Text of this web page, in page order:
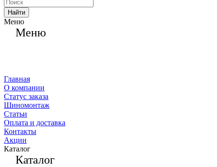
Найти
Меню
Меню
Главная
О компании
Статус заказа
Шиномонтаж
Статьи
Оплата и доставка
Контакты
Акции
Каталог
Каталог